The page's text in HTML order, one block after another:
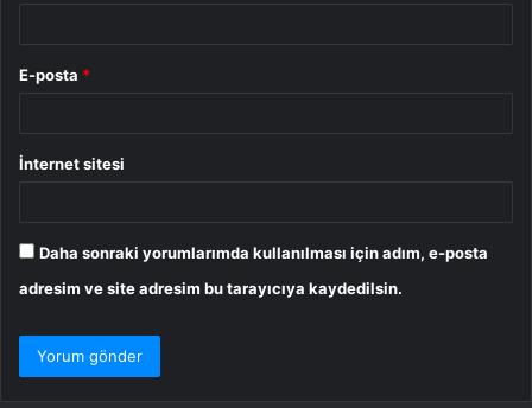
E-posta *
İnternet sitesi
Daha sonraki yorumlarımda kullanılması için adım, e-posta
adresim ve site adresim bu tarayıcıya kaydedilsin.